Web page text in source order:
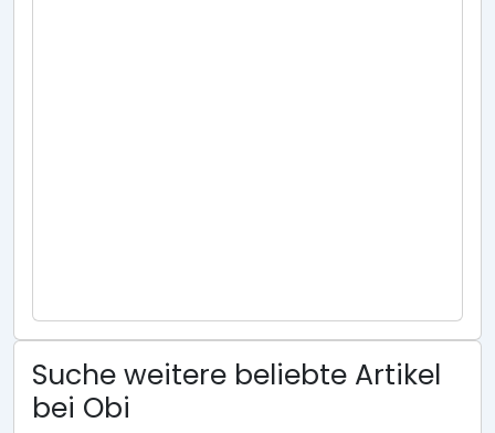
Suche weitere beliebte Artikel
bei Obi